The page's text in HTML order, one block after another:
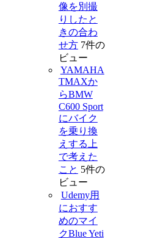
像を別撮
りしたと
きの合わ
せ方 7件の
ビュー
YAMAHA
TMAXか
らBMW
C600 Sport
にバイク
を乗り換
えする上
で考えた
こと 5件の
ビュー
Udemy用
におすす
めのマイ
クBlue Yeti